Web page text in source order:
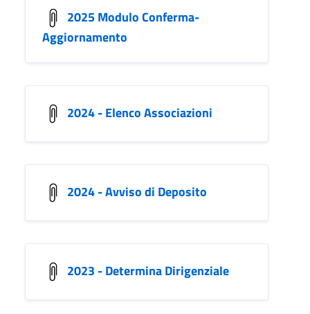
2025 Modulo Conferma-
Aggiornamento
2024 - Elenco Associazioni
2024 - Avviso di Deposito
2023 - Determina Dirigenziale